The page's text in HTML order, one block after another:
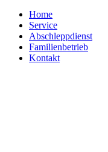
Home
Service
Abschleppdienst
Familienbetrieb
Kontakt